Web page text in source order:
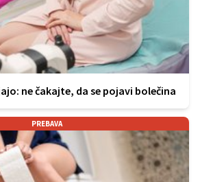
ne čakajte, da se pojavi bolečina
PREBAVA